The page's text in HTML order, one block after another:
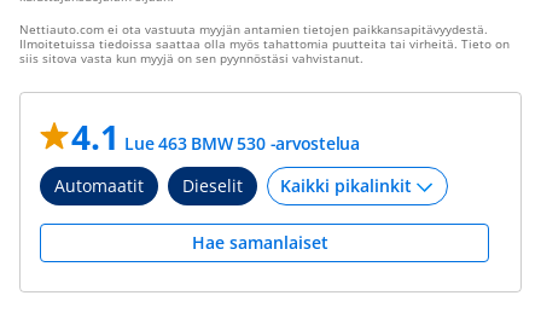
Nettiauto.com ei ota vastuuta myyjän antamien tietojen paikkansapitävyydestä.
Ilmoitetuissa tiedoissa saattaa olla myös tahattomia puutteita tai virheitä. Tieto on
siis sitova vasta kun myyjä on sen pyynnöstäsi vahvistanut.
4.1 Lue 463 BMW 530 -arvostelua
Automaatit
Dieselit
Hae samanlaiset